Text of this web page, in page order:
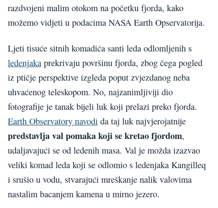
razdvojeni malim otokom na početku fjorda, kako
možemo vidjeti u podacima NASA Earth Opservatorija.
Ljeti tisuće sitnih komadića santi leda odlomljenih s
ledenjaka prekrivaju površinu fjorda, zbog čega pogled
iz ptičje perspektive izgleda poput zvjezdanog neba
uhvaćenog teleskopom. No, najzanimljiviji dio
fotografije je tanak bijeli luk koji prelazi preko fjorda.
Earth Observatory navodi da taj luk najvjerojatnije
predstavlja val pomaka koji se kretao fjordom,
udaljavajući se od ledenih masa. Val je možda izazvao
veliki komad leda koji se odlomio s ledenjaka Kangilleq
i srušio u vodu, stvarajući mreškanje nalik valovima
nastalim bacanjem kamena u mirno jezero.